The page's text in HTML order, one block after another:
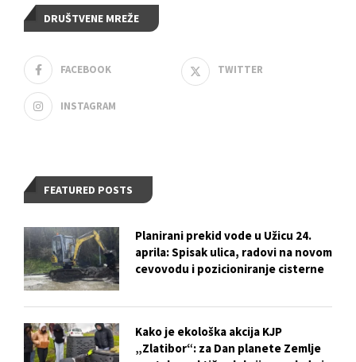
DRUŠTVENE MREŽE
FACEBOOK TWITTER
INSTAGRAM
FEATURED POSTS
Planirani prekid vode u Užicu 24.
aprila: Spisak ulica, radovi na novom
cevovodu i pozicioniranje cisterne
Kako je ekološka akcija KJP
„Zlatibor“: za Dan planete Zemlje